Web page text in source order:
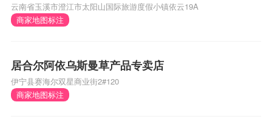
云南省玉溪市澄江市太阳山国际旅游度假小镇依云19A
商家地图标注
居合尔阿依乌斯曼草产品专卖店
伊宁县赛海尔双星商业街2#120
商家地图标注